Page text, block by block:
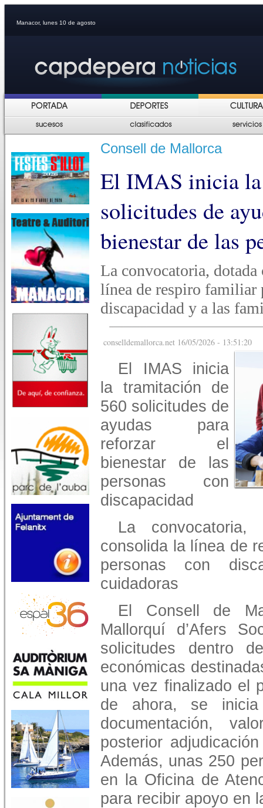
Manacor, lunes 10 de agosto
Consell de Mallorca
El IMAS inicia
solicitudes de
bienestar de las
La convocatoria,
línea de respiro familiar
discapacidad y a las
conselldemallorca.net 16/05/2026 - 13:51:20
El IMAS inicia
la tramitación de
560 solicitudes de
ayudas para
reforzar el
bienestar de las
personas con
discapacidad
La
consolida la línea de
personas con
cuidadoras
El Consell de
Mallorquí d’Afers
solicitudes dentro
económicas
una vez finalizado el
de ahora, se
documentación,
posterior
Además, unas 250
en la Oficina de
para recibir apoyo en